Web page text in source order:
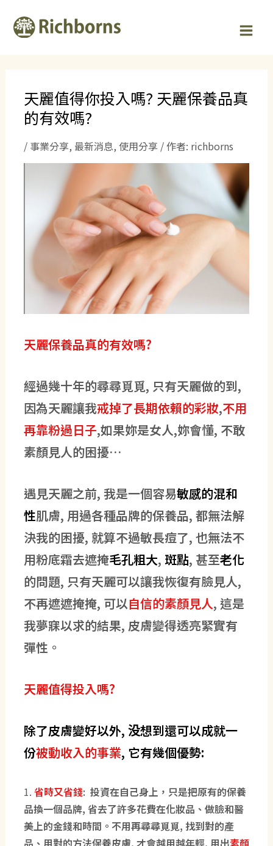
天麗值得你投入嗎? 天麗保養品真
的有效嗎?
/ 事業分享, 最新消息, 使用分享/ 作者: richborns
天麗保養品真的有效嗎?
經過幾十年的尋尋覓覓, 只有天麗做的到,
因為天麗讓我戒掉了長期依賴的彩妝,不用
再靠粉過日子,如果妳是女人,妳會懂, 不敢
素顏見人的困擾…
遇見天麗之前, 我是一個容易敏感的混和
性肌膚, 用過各種品牌的保養品, 都無法解
決我的困擾, 就算不過敏長痘了, 也無法不
用粉底霜去遮掩毛孔粗大, 斑點, 甚至老化
的問題, 只有天麗可以讓我恢復有臉見人,
不再遮遮掩掩, 可以自信的素顏見人, 這是
我夢寐以求的結果, 皮膚變得透亮緊實有
彈性。
天麗值得投入嗎?
除了皮膚變好以外, 没想到還可以成就一
份被動收入的事業, 它有幾個優勢:
1. 省時又省錢: 投資在自己身上，只是把原有的保養
品換一個品牌, 省去了許多花費在化妝品、做臉和醫
美上的金錢和時間。不用再尋尋覓覓, 找到對的產
品、用對的方法保養皮膚, 才會越用越年輕, 用出素顏
navigation